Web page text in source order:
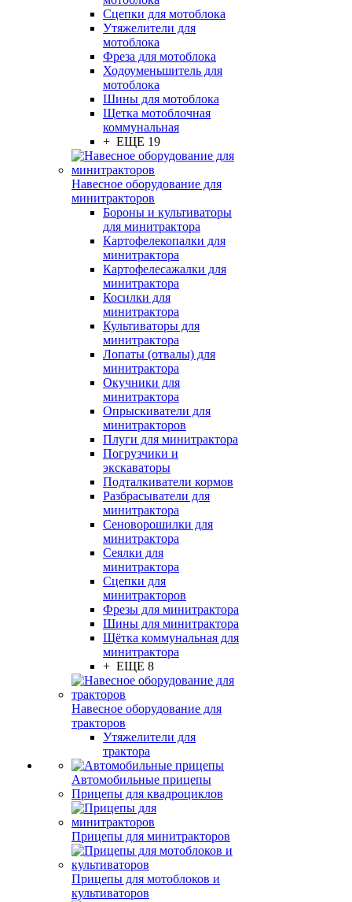
Сцепки для мотоблока
Утяжелители для
мотоблока
Фреза для мотоблока
Ходоуменьшитель для
мотоблока
Шины для мотоблока
Щетка мотоблочная
коммунальная
+ ЕЩЕ 19
Навесное оборудование для
минитракторов
Бороны и культиваторы
для минитрактора
Картофелекопалки для
минитрактора
Картофелесажалки для
минитрактора
Косилки для
минитрактора
Культиваторы для
минитрактора
Лопаты (отвалы) для
минитрактора
Окучники для
минитрактора
Опрыскиватели для
минитракторов
Плуги для минитрактора
Погрузчики и
экскаваторы
Подталкиватели кормов
Разбрасыватели для
минитрактора
Сеноворошилки для
минитрактора
Сеялки для
минитрактора
Сцепки для
минитракторов
Фрезы для минитрактора
Шины для минитрактора
Щётка коммунальная для
минитрактора
+ ЕЩЕ 8
Навесное оборудование для
тракторов
Утяжелители для
трактора
Автомобильные прицепы
Прицепы для квадроциклов
Прицепы для минитракторов
Прицепы для мотоблоков и
культиваторов